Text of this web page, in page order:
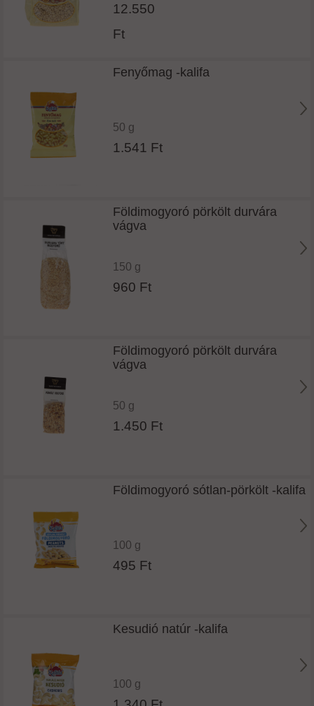
12.550
Ft
Fenyőmag -kalifa
50 g
1.541 Ft
Földimogyoró pörkölt durvára
vágva
150 g
960 Ft
Földimogyoró pörkölt durvára
vágva
50 g
1.450 Ft
Földimogyoró sótlan-pörkölt -kalifa
100 g
495 Ft
Kesudió natúr -kalifa
100 g